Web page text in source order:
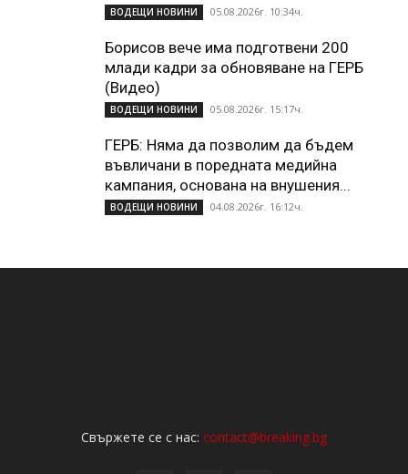
ВОДЕЩИ НОВИНИ 05.08.2026г. 10:34ч.
Борисов вече има подготвени 200
млади кадри за обновяване на ГЕРБ
(Видео)
ВОДЕЩИ НОВИНИ 05.08.2026г. 15:17ч.
ГЕРБ: Няма да позволим да бъдем
въвличани в поредната медийна
кампания, основана на внушения...
ВОДЕЩИ НОВИНИ 04.08.2026г. 16:12ч.
Свържете се с нас: contact@breaking.bg